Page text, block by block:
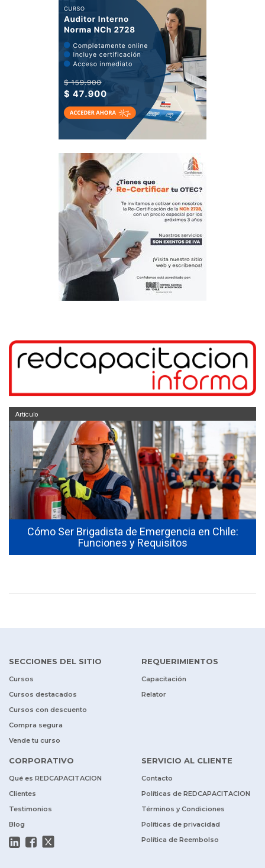
Cómo Ser Brigadista de Emergencia en Chile:
Funciones y Requisitos
Artículo
SECCIONES DEL SITIO
Cursos
Cursos destacados
Cursos con descuento
Compra segura
Vende tu curso
REQUERIMIENTOS
Capacitación
Relator
CORPORATIVO
Qué es REDCAPACITACION
Clientes
Testimonios
Blog
SERVICIO AL CLIENTE
Contacto
Políticas de REDCAPACITACION
Términos y Condiciones
Políticas de privacidad
Política de Reembolso